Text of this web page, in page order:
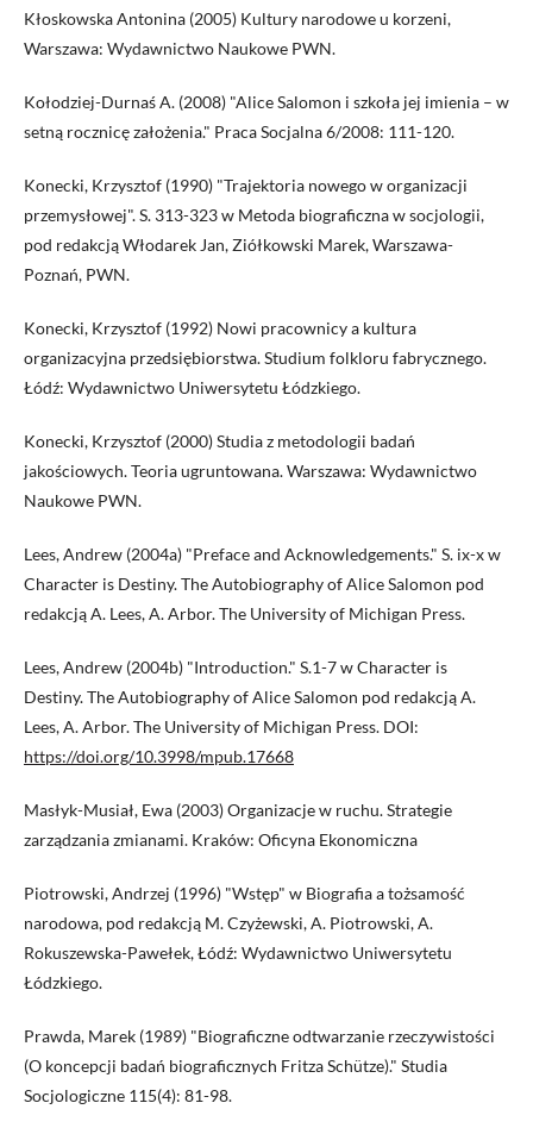
Kłoskowska Antonina (2005) Kultury narodowe u korzeni,
Warszawa: Wydawnictwo Naukowe PWN.
Kołodziej-Durnaś A. (2008) "Alice Salomon i szkoła jej imienia – w
setną rocznicę założenia." Praca Socjalna 6/2008: 111-120.
Konecki, Krzysztof (1990) "Trajektoria nowego w organizacji
przemysłowej". S. 313-323 w Metoda biograficzna w socjologii,
pod redakcją Włodarek Jan, Ziółkowski Marek, Warszawa-
Poznań, PWN.
Konecki, Krzysztof (1992) Nowi pracownicy a kultura
organizacyjna przedsiębiorstwa. Studium folkloru fabrycznego.
Łódź: Wydawnictwo Uniwersytetu Łódzkiego.
Konecki, Krzysztof (2000) Studia z metodologii badań
jakościowych. Teoria ugruntowana. Warszawa: Wydawnictwo
Naukowe PWN.
Lees, Andrew (2004a) "Preface and Acknowledgements." S. ix-x w
Character is Destiny. The Autobiography of Alice Salomon pod
redakcją A. Lees, A. Arbor. The University of Michigan Press.
Lees, Andrew (2004b) "Introduction." S.1-7 w Character is
Destiny. The Autobiography of Alice Salomon pod redakcją A.
Lees, A. Arbor. The University of Michigan Press. DOI:
https://doi.org/10.3998/mpub.17668
Masłyk-Musiał, Ewa (2003) Organizacje w ruchu. Strategie
zarządzania zmianami. Kraków: Oficyna Ekonomiczna
Piotrowski, Andrzej (1996) "Wstęp" w Biografia a tożsamość
narodowa, pod redakcją M. Czyżewski, A. Piotrowski, A.
Rokuszewska-Pawełek, Łódź: Wydawnictwo Uniwersytetu
Łódzkiego.
Prawda, Marek (1989) "Biograficzne odtwarzanie rzeczywistości
(O koncepcji badań biograficznych Fritza Schütze)." Studia
Socjologiczne 115(4): 81-98.